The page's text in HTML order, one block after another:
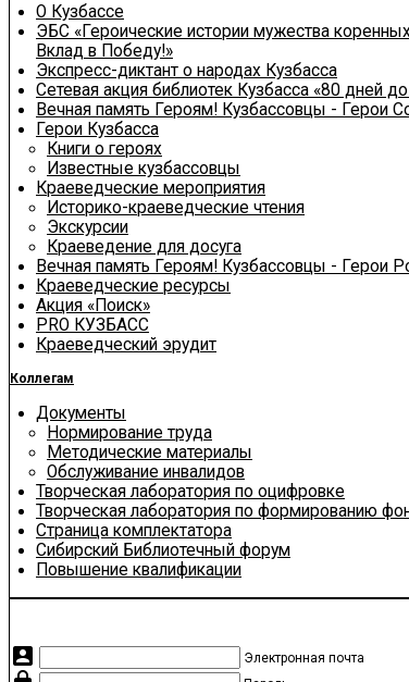
О Кузбассе
ЭБС «Героические истории мужества
Вклад в Победу!»
Экспресс-диктант о народах Кузбасса
Сетевая акция библиотек Кузбасса «80 дней
Вечная память Героям! Кузбассовцы - Герои
Герои Кузбасса
Книги о героях
Известные кузбассовцы
Краеведческие мероприятия
Историко-краеведческие чтения
Экскурсии
Краеведение для досуга
Вечная память Героям! Кузбассовцы - Герои
Краеведческие ресурсы
Акция «Поиск»
PRO КУЗБАСС
Краеведческий эрудит
Коллегам
Документы
Нормирование труда
Методические материалы
Обслуживание инвалидов
Творческая лаборатория по оцифровке
Творческая лаборатория по формированию
Страница комплектатора
Сибирский Библиотечный форум
Повышение квалификации
account_box Электронная почта